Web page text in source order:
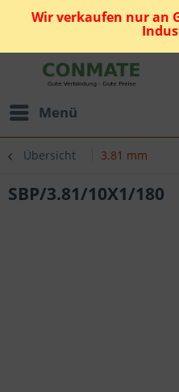
Wir verkaufen nur an
Menü
Übersicht 3.81 mm
SBP/3.81/10X1/180